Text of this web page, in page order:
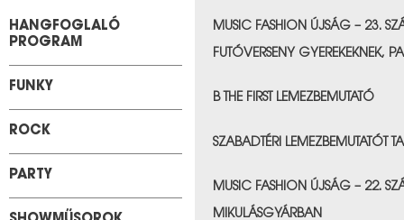
HANGFOGLALÓ
PROGRAM
FUNKY
ROCK
PARTY
MUSIC FASHION ÚJSÁG – 23.
FUTÓVERSENY GYEREKEKNEK,
B THE FIRST LEMEZBEMUTATÓ
SZABADTÉRI LEMEZBEMUTATÓT
MUSIC FASHION ÚJSÁG – 22.
MIKULÁSGYÁRBAN